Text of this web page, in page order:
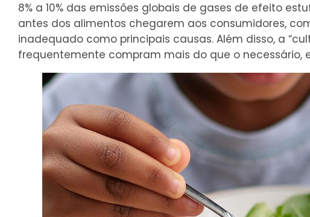
8% a 10% das emissões globais de gases de efeito
antes dos alimentos chegarem aos consumidores,
inadequado como principais causas. Além disso, a
frequentemente compram mais do que o necessário,